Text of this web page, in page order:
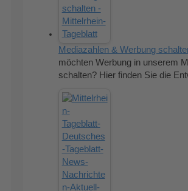
Mediazahlen & Werbung
möchten Werbung in unserem
schalten? Hier finden Sie die